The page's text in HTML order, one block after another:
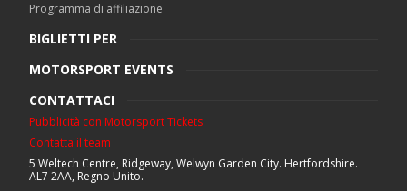
Programma di affiliazione
BIGLIETTI PER
MOTORSPORT EVENTS
CONTATTACI
Pubblicità con Motorsport Tickets
Contatta il team
5 Weltech Centre, Ridgeway, Welwyn Garden City. Hertfordshire.
AL7 2AA, Regno Unito.